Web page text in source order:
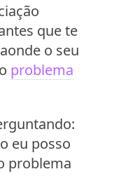
que te
o seu
problema
eu posso
problema